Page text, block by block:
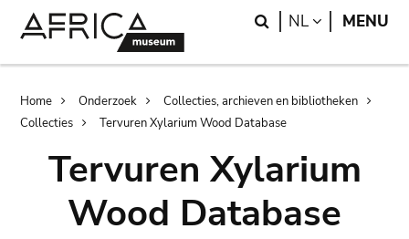
Search
NL LANGUAGE
MENU
Breadcrumb
Home Onderzoek
Collecties, archieven en bibliotheken
Collecties
Tervuren Xylarium Wood Database
Tervuren Xylarium
Wood Database